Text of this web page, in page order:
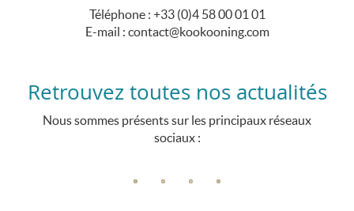
Téléphone : +33 (0)4 58 00 01 01
E-mail : contact@kookooning.com
Retrouvez toutes nos actualités
Nous sommes présents sur les principaux réseaux
sociaux :